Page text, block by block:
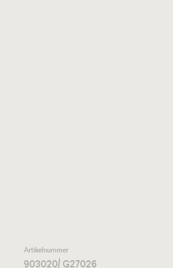
Artikelnummer
903020/ G27026